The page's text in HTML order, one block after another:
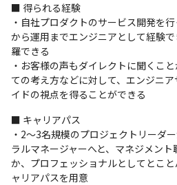
■ 得られる経験
・自社プロダクトのサービス開発を
から運用までエンジニアとして経験
羅できる
・お客様の声もダイレクトに聞くこ
ての考え方などに対して、エンジニ
イドの視点を得ることができる
■ キャリアパス
・2～3名規模のプロジェクトリーダ
ラルマネージャーへと、マネジメン
か、プロフェッショナルとしてとこ
ャリアパスを用意